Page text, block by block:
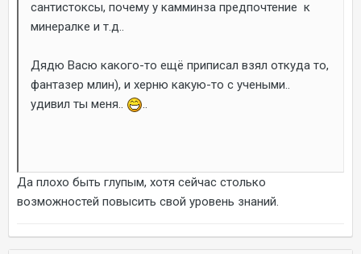
сантистоксы, почему у камминза предпочтение к
минералке и т.д..
Дядю Васю какого-то ещё приписал взял откуда то,
фантазер млин), и херню какую-то с учеными..
удивил ты меня..
..
Да плохо быть глупым, хотя сейчас столько
возможностей повысить свой уровень знаний.